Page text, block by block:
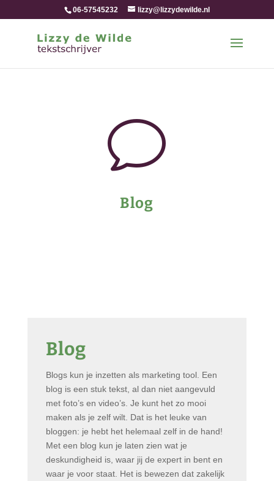
06-57545232 lizzy@lizzydewilde.nl
v
Blog
Blog
Blogs kun je inzetten als marketing tool. Een
blog is een stuk tekst, al dan niet aangevuld
met foto’s en video’s. Je kunt het zo mooi
maken als je zelf wilt. Dat is het leuke van
bloggen: je hebt het helemaal zelf in de hand!
Met een blog kun je laten zien wat je
deskundigheid is, waar jij de expert in bent en
waar je voor staat. Het is bewezen dat zakelijk